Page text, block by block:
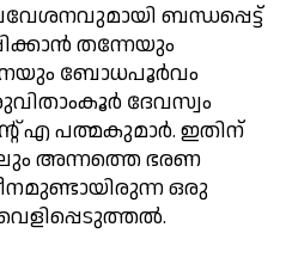
ബന്ധപ്പെട്ട്
തന്നേയും
ബോധപൂര്‍വം
ദേവസ്വം
എ പത്മകുമാര്‍. ഇതിന്
അന്നത്തെ ഭരണ
ഒരു